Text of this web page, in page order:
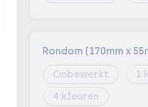
Rondom (170mm x
Onbewerkt
1
4